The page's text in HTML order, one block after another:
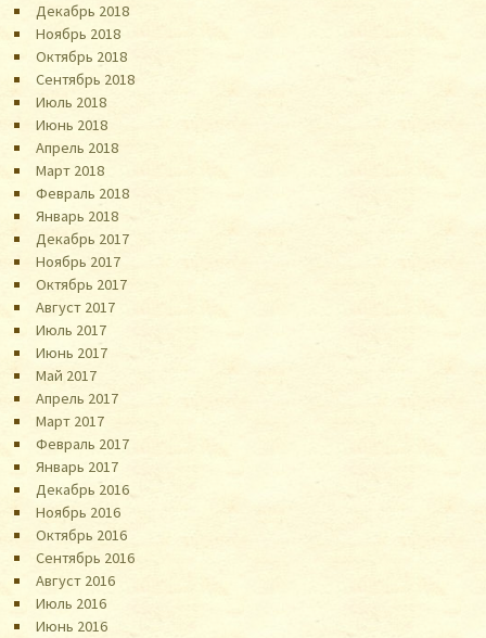
Декабрь 2018
Ноябрь 2018
Октябрь 2018
Сентябрь 2018
Июль 2018
Июнь 2018
Апрель 2018
Март 2018
Февраль 2018
Январь 2018
Декабрь 2017
Ноябрь 2017
Октябрь 2017
Август 2017
Июль 2017
Июнь 2017
Май 2017
Апрель 2017
Март 2017
Февраль 2017
Январь 2017
Декабрь 2016
Ноябрь 2016
Октябрь 2016
Сентябрь 2016
Август 2016
Июль 2016
Июнь 2016